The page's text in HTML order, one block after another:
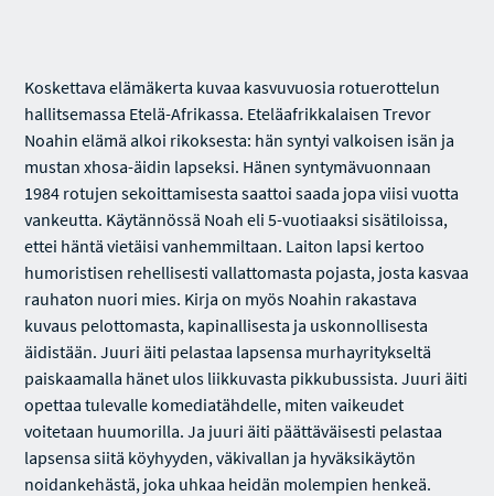
Koskettava elämäkerta kuvaa kasvuvuosia rotuerottelun
hallitsemassa Etelä-Afrikassa. Eteläafrikkalaisen Trevor
Noahin elämä alkoi rikoksesta: hän syntyi valkoisen isän ja
mustan xhosa-äidin lapseksi. Hänen syntymävuonnaan
1984 rotujen sekoittamisesta saattoi saada jopa viisi vuotta
vankeutta. Käytännössä Noah eli 5-vuotiaaksi sisätiloissa,
ettei häntä vietäisi vanhemmiltaan. Laiton lapsi kertoo
humoristisen rehellisesti vallattomasta pojasta, josta kasvaa
rauhaton nuori mies. Kirja on myös Noahin rakastava
kuvaus pelottomasta, kapinallisesta ja uskonnollisesta
äidistään. Juuri äiti pelastaa lapsensa murhayritykseltä
paiskaamalla hänet ulos liikkuvasta pikkubussista. Juuri äiti
opettaa tulevalle komediatähdelle, miten vaikeudet
voitetaan huumorilla. Ja juuri äiti päättäväisesti pelastaa
lapsensa siitä köyhyyden, väkivallan ja hyväksikäytön
noidankehästä, joka uhkaa heidän molempien henkeä.